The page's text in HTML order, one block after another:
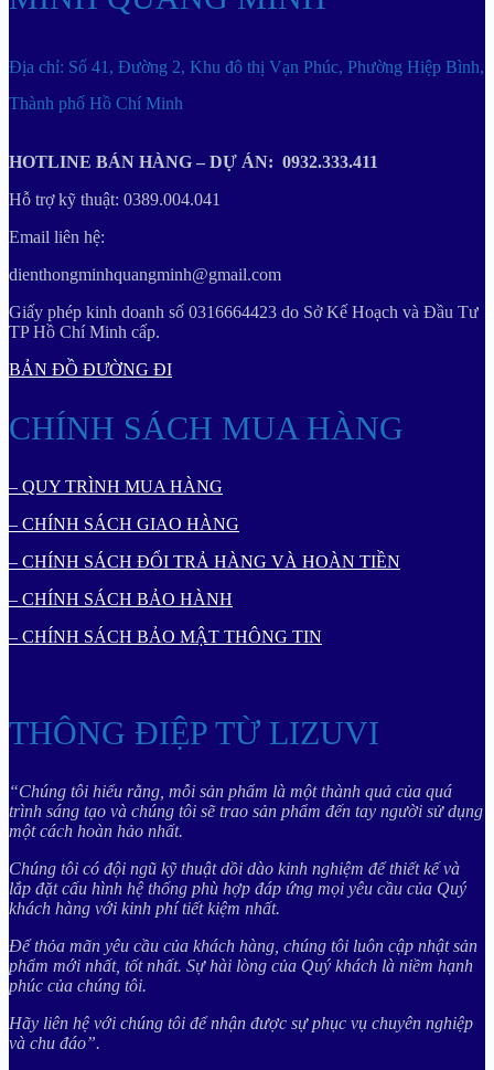
Địa chỉ: Số 41, Đường 2, Khu đô thị Vạn Phúc, Phường Hiệp Bình,
Thành phố Hồ Chí Minh
HOTLINE BÁN HÀNG – DỰ ÁN: 0932.333.411
Hỗ trợ kỹ thuật: 0389.004.041
Email liên hệ:
dienthongminhquangminh@gmail.com
Giấy phép kinh doanh số 0316664423 do Sở Kế Hoạch và Đầu Tư
TP Hồ Chí Minh cấp.
BẢN ĐỒ ĐƯỜNG ĐI
CHÍNH SÁCH MUA HÀNG
– QUY TRÌNH MUA HÀNG
– CHÍNH SÁCH GIAO HÀNG
– CHÍNH SÁCH ĐỔI TRẢ HÀNG VÀ HOÀN TIỀN
– CHÍNH SÁCH BẢO HÀNH
– CHÍNH SÁCH BẢO MẬT THÔNG TIN
THÔNG ĐIỆP TỪ LIZUVI
“Chúng tôi hiểu rằng, mỗi sản phẩm là một thành quả của quá
trình sáng tạo và chúng tôi sẽ trao sản phẩm đến tay người sử dụng
một cách hoàn hảo nhất.
Chúng tôi có đội ngũ kỹ thuật dồi dào kinh nghiệm để thiết kế và
lắp đặt cấu hình hệ thống phù hợp đáp ứng mọi yêu cầu của Quý
khách hàng với kinh phí tiết kiệm nhất.
Để thỏa mãn yêu cầu của khách hàng, chúng tôi luôn cập nhật sản
phẩm mới nhất, tốt nhất. Sự hài lòng của Quý khách là niềm hạnh
phúc của chúng tôi.
Hãy liên hệ với chúng tôi để nhận được sự phục vụ chuyên nghiệp
và chu đáo”.